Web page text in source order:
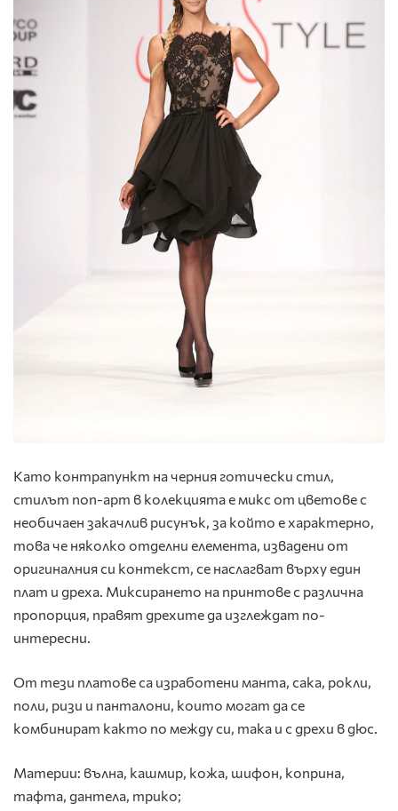
Като контрапункт на черния готически стил,
стилът поп-арт в колекцията е микс от цветове с
необичаен закачлив рисунък, за който е характерно,
това че няколко отделни елемента, извадени от
оригиналния си контекст, се наслагват върху един
плат и дреха. Миксирането на принтове с различна
пропорция, правят дрехите да изглеждат по-
интересни.
От тези платове са изработени манта, сака, рокли,
поли, ризи и панталони, които могат да се
комбинират както по между си, така и с дрехи в дюс.
Материи: вълна, кашмир, кожа, шифон, коприна,
тафта, дантела, трико;